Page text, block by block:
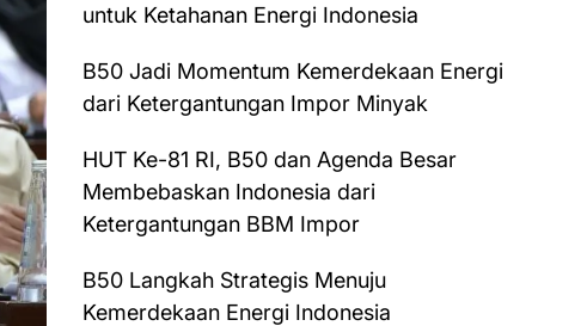
untuk Ketahanan Energi Indonesia
B50 Jadi Momentum Kemerdekaan Energi
dari Ketergantungan Impor Minyak
HUT Ke-81 RI, B50 dan Agenda Besar
Membebaskan Indonesia dari
Ketergantungan BBM Impor
B50 Langkah Strategis Menuju
Kemerdekaan Energi Indonesia